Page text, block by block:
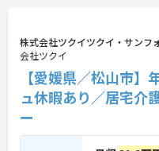
ンの運用など、お客様と従
マネジメントも徹底されて
がオンラインで情報を確認
活用した相談サービスの導
に取り入れ、在宅生活の質
率化を両立する次世代型の
いく方針です。安定した事
す。
株式会社ツクイツクイ・サンフ
会社ツクイ
【愛媛県／松山市
ュ休暇あり／居宅介
ー